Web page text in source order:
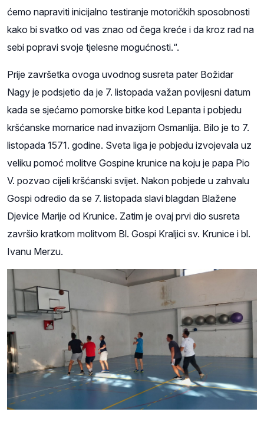
ćemo napraviti inicijalno testiranje motoričkih sposobnosti
kako bi svatko od vas znao od čega kreće i da kroz rad na
sebi popravi svoje tjelesne mogućnosti.“.
Prije završetka ovoga uvodnog susreta pater Božidar
Nagy je podsjetio da je 7. listopada važan povijesni datum
kada se sjećamo pomorske bitke kod Lepanta i pobjedu
kršćanske mornarice nad invazijom Osmanlija. Bilo je to 7.
listopada 1571. godine. Sveta liga je pobjedu izvojevala uz
veliku pomoć molitve Gospine krunice na koju je papa Pio
V. pozvao cijeli kršćanski svijet. Nakon pobjede u zahvalu
Gospi odredio da se 7. listopada slavi blagdan Blažene
Djevice Marije od Krunice. Zatim je ovaj prvi dio susreta
završio kratkom molitvom Bl. Gospi Kraljici sv. Krunice i bl.
Ivanu Merzu.